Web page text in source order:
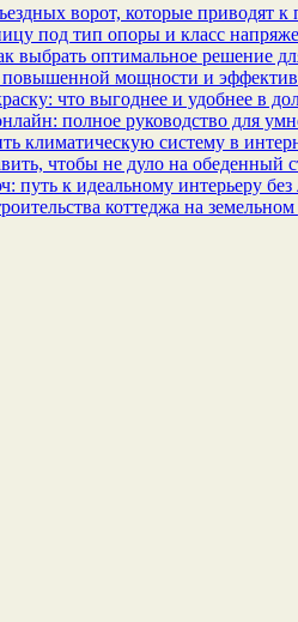
ворот, которые приводят к
под тип опоры и класс
выбрать оптимальное решение
повышенной мощности и
что выгоднее и удобнее в
полное руководство для
климатическую систему в
чтобы не дуло на обеденный
путь к идеальному интерьеру
коттеджа на